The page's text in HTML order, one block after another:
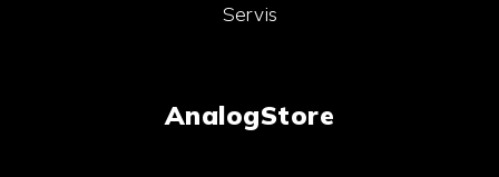
Servis
AnalogStore